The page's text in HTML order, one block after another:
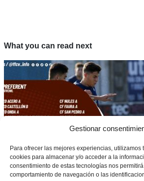
Gestionar
Para ofrecer las mejores experiencias, utilizamos
cookies para almacenar y/o acceder a la
consentimiento de estas tecnologías nos
comportamiento de navegación o las
What you can read next